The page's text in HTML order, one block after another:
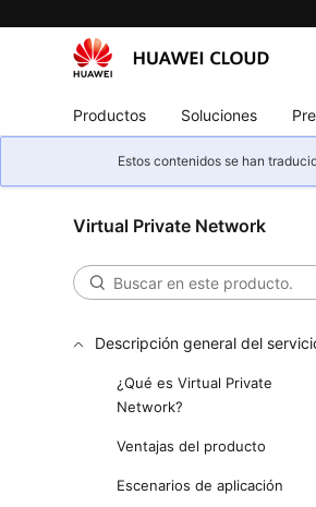
Productos Soluciones
Estos contenidos se han
Virtual Private Network
Descripción general del
¿Qué es Virtual Private
Network?
Ventajas del producto
Escenarios de aplicación